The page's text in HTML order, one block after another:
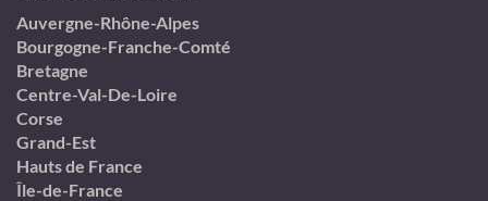
Auvergne-Rhône-Alpes
Bourgogne-Franche-Comté
Bretagne
Centre-Val-De-Loire
Corse
Grand-Est
Hauts de France
Île-de-France